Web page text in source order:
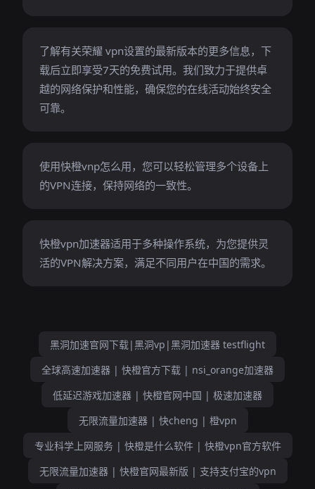
了解有关荣耀 vpn设置的最新版本的更多信息，下
载后立即享受7天的免费试用。我们致力于提供卓
越的网络保护和性能，确保您的在线活动始终安全
可靠。
使用快橙vnp怎么用，您可以轻松管理多个设备上
的VPN连接，保持网络的一致性。
快橙vpn加速器适用于多种操作系统，为您提供灵
活的VPN解决方案，满足不同用户在中国的需求。
黑洞加速官网下载|黑洞vp|黑洞加速器 testflight
全球高速加速器 | 快橙官方下载 | nsi_orange加速器
低延迟游戏加速器 | 快橙官网中国 | 极速加速器
无限流量加速器 | 快cheng | 橙vpn
专业科学上网服务 | 快橙是什么软件 | 快橙vpn官方软件
无限流量加速器 | 快橙官网最新版 | 支持支付宝的vpn